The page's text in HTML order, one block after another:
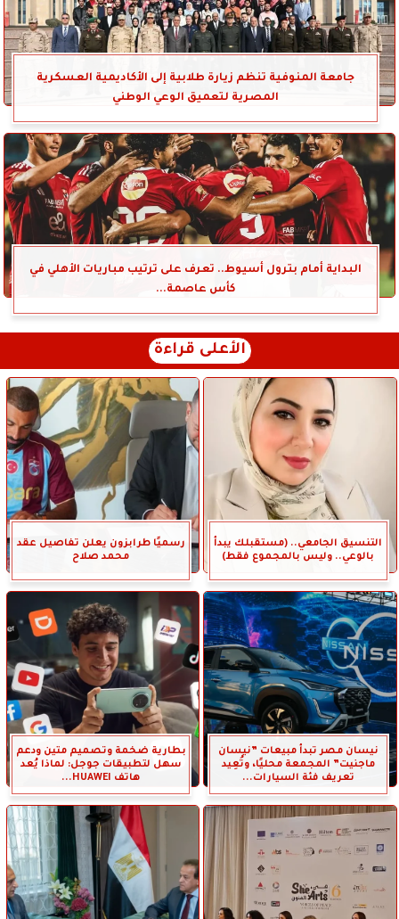
جامعة المنوفية تنظم زيارة طلابية إلى الأكاديمية العسكرية
المصرية لتعميق الوعي الوطني
البداية أمام بترول أسيوط.. تعرف على ترتيب مباريات الأهلي في
كأس عاصمة...
الأعلى قراءة
التنسيق الجامعي.. (مستقبلك يبدأ
بالوعي.. وليس بالمجموع فقط)
رسميًا طرابزون يعلن تفاصيل عقد
محمد صلاح
نيسان مصر تبدأ مبيعات ”نيسان
ماجنيت” المجمعة محليًا، وتُعِيد
تعريف فئة السيارات...
بطارية ضخمة وتصميم متين ودعم
سهل لتطبيقات جوجل: لماذا يُعد
هاتف HUAWEI...